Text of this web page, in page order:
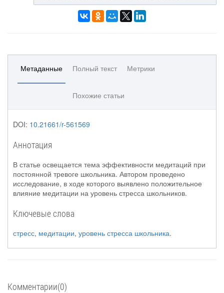
Метаданные Полный текст Метрики
Похожие статьи
DOI: 10.21661/r-561569
Аннотация
В статье освещается тема эффективности медитаций при
постоянной тревоге школьника. Автором проведено
исследование, в ходе которого выявлено положительное
влияние медитации на уровень стресса школьников.
Ключевые слова
стресс, медитации, уровень стресса школьника.
Комментарии(0)